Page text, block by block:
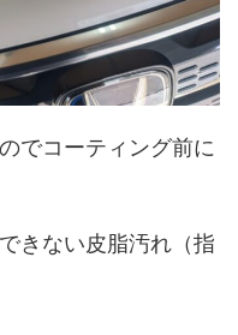
でコーティング前に
きない皮脂汚れ（指